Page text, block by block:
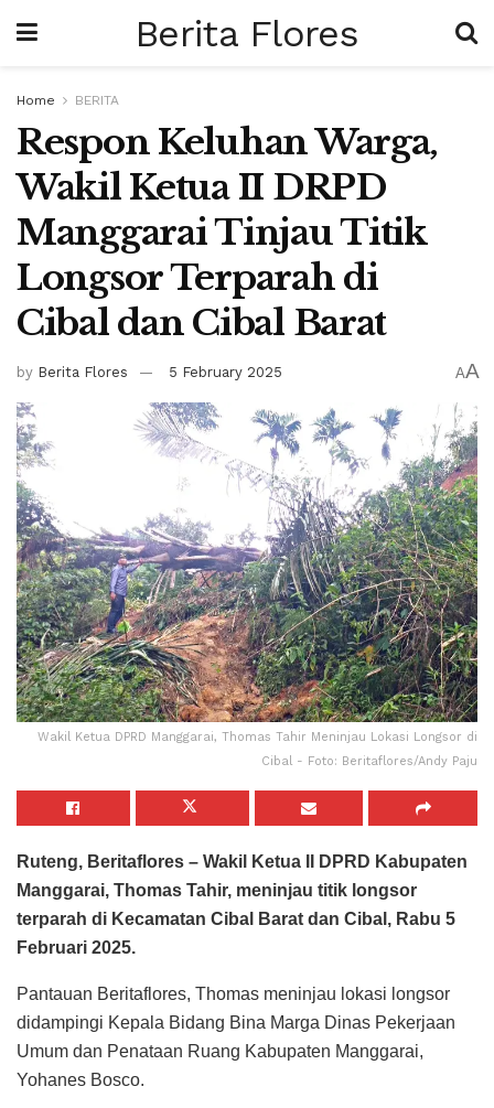
Berita Flores
Home BERITA
Respon Keluhan Warga,
Wakil Ketua II DRPD
Manggarai Tinjau Titik
Longsor Terparah di
Cibal dan Cibal Barat
by Berita Flores 5 February 2025 AA
Wakil Ketua DPRD Manggarai, Thomas Tahir Meninjau Lokasi Longsor di
Cibal - Foto: Beritaflores/Andy Paju
Ruteng, Beritaflores – Wakil Ketua II DPRD Kabupaten
Manggarai, Thomas Tahir, meninjau titik longsor
terparah di Kecamatan Cibal Barat dan Cibal, Rabu 5
Februari 2025.
Pantauan Beritaflores, Thomas meninjau lokasi longsor
didampingi Kepala Bidang Bina Marga Dinas Pekerjaan
Umum dan Penataan Ruang Kabupaten Manggarai,
Yohanes Bosco.